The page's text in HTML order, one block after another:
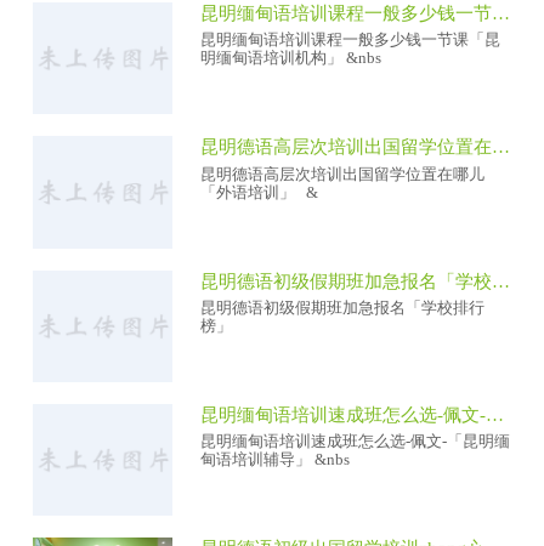
昆明缅甸语培训课程一般多少钱一节课「昆明缅甸语培训机构」
昆明缅甸语培训课程一般多少钱一节课「昆
明缅甸语培训机构」 &nbs
昆明德语高层次培训出国留学位置在哪儿「外语培训」
昆明德语高层次培训出国留学位置在哪儿
「外语培训」 &
昆明德语初级假期班加急报名「学校排行榜」
昆明德语初级假期班加急报名「学校排行
榜」
昆明缅甸语培训速成班怎么选-佩文-「昆明缅甸语培训辅导」
昆明缅甸语培训速成班怎么选-佩文-「昆明缅
甸语培训辅导」 &nbs